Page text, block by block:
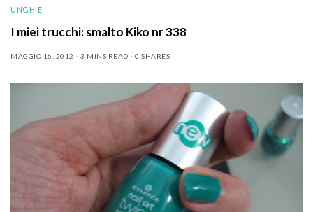
UNGHIE
I miei trucchi: smalto Kiko nr 338
MAGGIO 16, 2012 3 MINS READ 0 SHARES